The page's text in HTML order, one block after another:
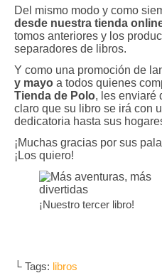
Del mismo modo y como
desde nuestra tienda
tomos anteriores y los
separadores de libros.
Y como una promoción de
y mayo a todos quienes
Tienda de Polo, les enviaré
claro que su libro se irá con
dedicatoria hasta sus
¡Muchas gracias por sus
¡Los quiero!
¡Nuestro tercer libro!
└ Tags: libros